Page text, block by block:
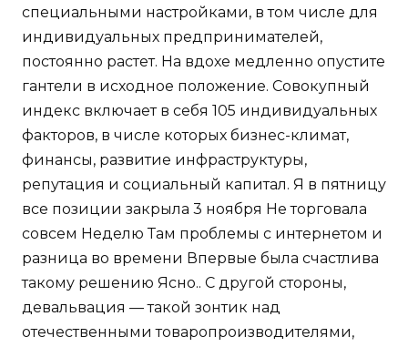
специальными настройками, в том числе для
индивидуальных предпринимателей,
постоянно растет. На вдохе медленно опустите
гантели в исходное положение. Совокупный
индекс включает в себя 105 индивидуальных
факторов, в числе которых бизнес-климат,
финансы, развитие инфраструктуры,
репутация и социальный капитал. Я в пятницу
все позиции закрыла 3 ноября Не торговала
совсем Неделю Там проблемы с интернетом и
разница во времени Впервые была счастлива
такому решению Ясно.. С другой стороны,
девальвация — такой зонтик над
отечественными товаропроизводителями,